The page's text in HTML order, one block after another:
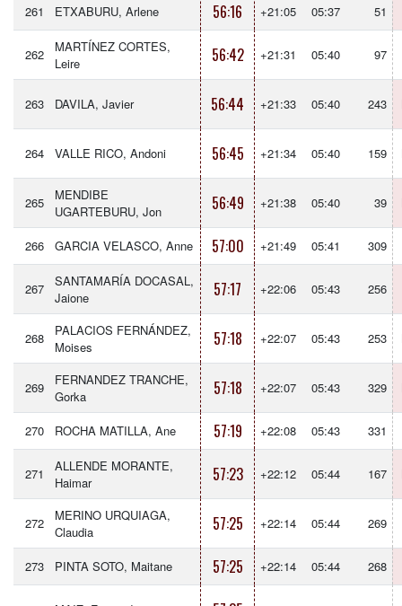
261 ETXABURU, Arlene 56:16 +21:05 05:37 51
262
MARTÍNEZ CORTES,
Leire
56:42 +21:31 05:40 97
263 DAVILA, Javier 56:44 +21:33 05:40 243
264 VALLE RICO, Andoni 56:45 +21:34 05:40 159
265
MENDIBE
UGARTEBURU, Jon
56:49 +21:38 05:40 39
266 GARCIA VELASCO, Anne 57:00 +21:49 05:41 309
267
SANTAMARÍA DOCASAL,
Jaione
57:17 +22:06 05:43 256
268
PALACIOS FERNÁNDEZ,
Moises
57:18 +22:07 05:43 253
269
FERNANDEZ TRANCHE,
Gorka
57:18 +22:07 05:43 329
270 ROCHA MATILLA, Ane 57:19 +22:08 05:43 331
271
ALLENDE MORANTE,
Haimar
57:23 +22:12 05:44 167
272
MERINO URQUIAGA,
Claudia
57:25 +22:14 05:44 269
273 PINTA SOTO, Maitane 57:25 +22:14 05:44 268